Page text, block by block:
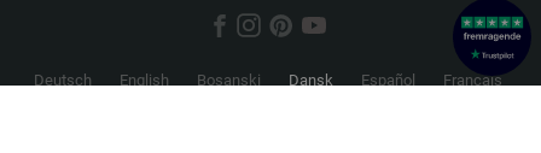
Deutsch English Bosanski Dansk Español
Français